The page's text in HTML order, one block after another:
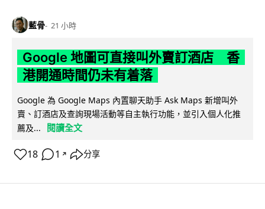
藍骨 21 小時
Google 地圖可直接叫外賣訂酒店 香
港開通時間仍未有着落
Google 為 Google Maps 內置聊天助手 Ask Maps 新增叫外
賣、訂酒店及查詢現場活動等自主執行功能，並引入個人化推
薦及...
閱讀全文
18 1 ↗ 分享